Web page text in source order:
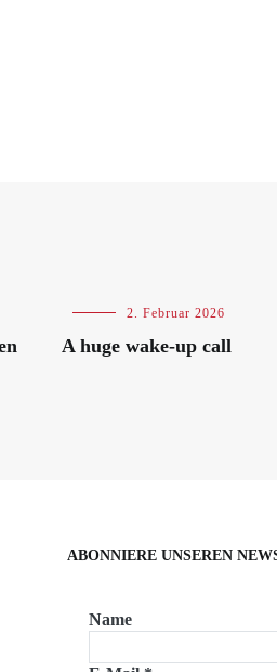
Blog ,
2. Februar 2026
A huge wake-up call
ABONNIERE UNSEREN
Name